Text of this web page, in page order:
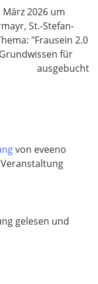
März 2026 um
St.-Stefan-
"Frausein 2.0
für
ausgebucht
von eveeno
gelesen und